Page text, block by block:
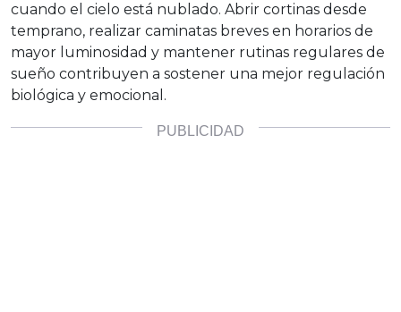
cuando el cielo está nublado. Abrir cortinas desde
temprano, realizar caminatas breves en horarios de
mayor luminosidad y mantener rutinas regulares de
sueño contribuyen a sostener una mejor regulación
biológica y emocional.